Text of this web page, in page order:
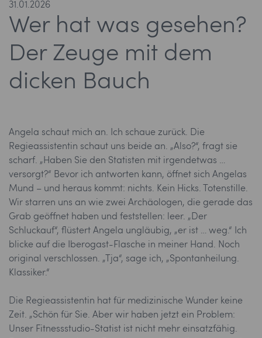
31.01.2026
Wer hat was gesehen?
Der Zeuge mit dem
dicken Bauch
Angela schaut mich an. Ich schaue zurück. Die
Regieassistentin schaut uns beide an. „Also?“, fragt sie
scharf. „Haben Sie den Statisten mit irgendetwas …
versorgt?“ Bevor ich antworten kann, öffnet sich Angelas
Mund – und heraus kommt: nichts. Kein Hicks. Totenstille.
Wir starren uns an wie zwei Archäologen, die gerade das
Grab geöffnet haben und feststellen: leer. „Der
Schluckauf“, flüstert Angela ungläubig, „er ist … weg.“ Ich
blicke auf die Iberogast-Flasche in meiner Hand. Noch
original verschlossen. „Tja“, sage ich, „Spontanheilung.
Klassiker.“
Die Regieassistentin hat für medizinische Wunder keine
Zeit. „Schön für Sie. Aber wir haben jetzt ein Problem:
Unser Fitnessstudio-Statist ist nicht mehr einsatzfähig.